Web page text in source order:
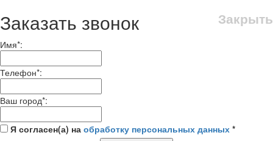
Закрыть
Заказать звонок
Имя*:
Телефон*:
Ваш город*:
Я согласен(а) на обработку персональных данных *